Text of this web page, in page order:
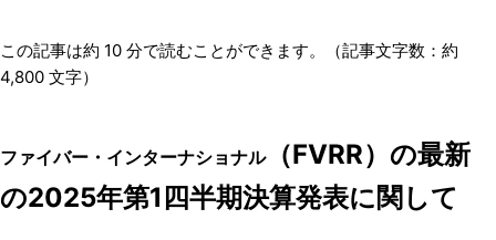
この記事は約 10 分で読むことができます。（記事文字数：約
4,800 文字）
ファイバー・インターナショナル（FVRR）の最新
の2025年第1四半期決算発表に関して